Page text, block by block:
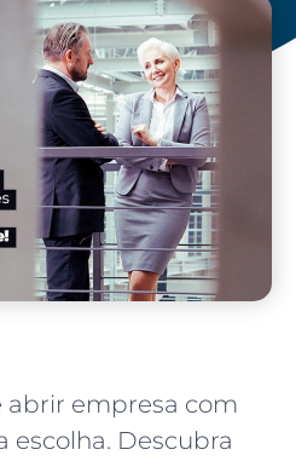
abrir empresa com
escolha. Descubra